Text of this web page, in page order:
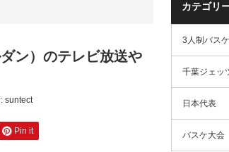
ン）のテレビ放送や
suntect
Pin it
カテゴリ
3人制バス
千葉ジェッ
日本代表
バスケ大会